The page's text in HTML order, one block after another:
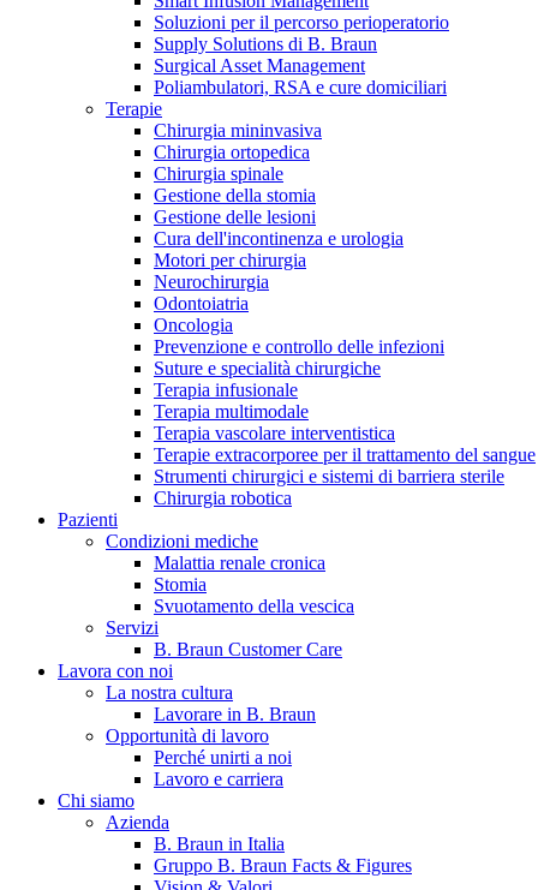
Catalogo prodotti
Campione stomia o cateteri
Richiedi gratuitamente un campione al nostro Customer Care,
Trova la tua opportunità di lavoro!
Scopri le opportunità di carriera del Gruppo B. Braun. Visita
Contatti
Hai domande o richieste? Scrivici per entrare subito in contatto
Soluzioni per il percorso perioperatorio
Supply Solutions di B. Braun
Surgical Asset Management
Poliambulatori, RSA e cure domiciliari
Terapie
Chirurgia mininvasiva
Chirurgia ortopedica
Chirurgia spinale
Gestione della stomia
Gestione delle lesioni
Cura dell'incontinenza e urologia
Motori per chirurgia
Neurochirurgia
Odontoiatria
Oncologia
Prevenzione e controllo delle infezioni
Suture e specialità chirurgiche
Terapia infusionale
Terapia multimodale
Terapia vascolare interventistica
Terapie extracorporee per il trattamento del sangue
Strumenti chirurgici e sistemi di barriera sterile
Chirurgia robotica
Pazienti
Condizioni mediche
Malattia renale cronica
Stomia
Svuotamento della vescica
Servizi
B. Braun Customer Care
Lavora con noi
La nostra cultura
Lavorare in B. Braun
Opportunità di lavoro
Perché unirti a noi
Lavoro e carriera
Chi siamo
Azienda
B. Braun in Italia
Gruppo B. Braun Facts & Figures